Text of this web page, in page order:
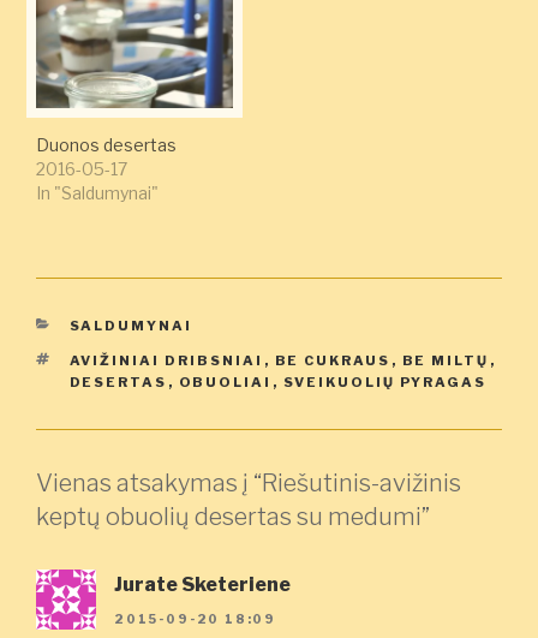
Duonos desertas
2016-05-17
In "Saldumynai"
KATEGORIJOS
SALDUMYNAI
ŽYMOS
AVIŽINIAI DRIBSNIAI , BE CUKRAUS , BE MILTŲ ,
DESERTAS , OBUOLIAI , SVEIKUOLIŲ PYRAGAS
Vienas atsakymas į “Riešutinis-avižinis
keptų obuolių desertas su medumi”
Jurate Sketeriene
2015-09-20 18:09